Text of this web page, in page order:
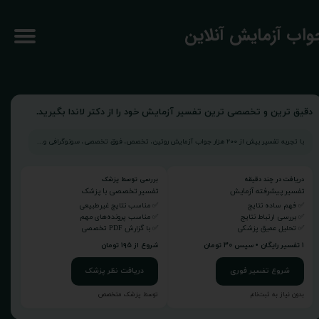
آزمایش آنلاین
دقیق ترین و تخصصی ترین تفسیر آزمایش خود را از دکتر لاندا بگیرید.
با تجربه تفسیر بیش از ۲۰۰ هزار جواب آزمایش روتین، تخصص، فوق تخصصی، سونوگرافی و...
دریافت در چند دقیقه
تفسیر پیشرفته آزمایش
✅ فهم ساده نتایج
✅ بررسی ارتباط نتایج
✅ تحلیل عمیق پزشکی
۱ تفسیر رایگان • سپس ۳۰ تومان
شروع تفسیر فوری
بدون نیاز به ثبت‌نام
بررسی توسط پزشک
تفسیر تخصصی با پزشک
✅ مناسب نتایج غیرطبیعی
✅ مناسب پرونده‌های مهم
✅ با گزارش PDF تخصصی
شروع از ۱۹۵ تومان
دریافت نظر پزشک
توسط پزشک متخصص